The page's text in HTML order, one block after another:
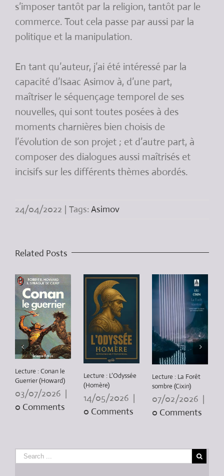
s’imposer tantôt par la religion, tantôt par le
commerce. Tout cela passe par aussi par la
politique et la manipulation.
En tant qu’auteur, j’ai été intéressé par la
capacité d’Isaac Asimov à, d’une part,
maîtriser le séquençage temporel de ses
nouvelles, qui sont toutes posées à des
moments charnières bien choisis de
l’évolution de son projet ; et d’autre part, à
composer des dialogues aussi maîtrisés et
incisifs sur les différents thèmes abordés.
24/04/2022 | Tags: Asimov
Related Posts
Lecture : Conan le
Guerrier (Howard)
03/07/2026 |
0 Comments
Lecture : L’Odyssée
(Homère)
14/05/2026 |
0 Comments
Lecture : La Forêt
sombre (Cixin)
07/02/2026 |
0 Comments